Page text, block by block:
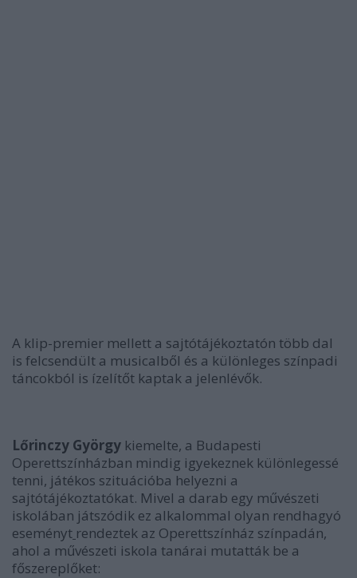
A klip-premier mellett a sajtótájékoztatón több dal
is felcsendült a musicalből és a különleges színpadi
táncokból is ízelítőt kaptak a jelenlévők.
Lőrinczy György kiemelte, a Budapesti
Operettszínházban mindig igyekeznek különlegessé
tenni, játékos szituációba helyezni a
sajtótájékoztatókat. Mivel a darab egy művészeti
iskolában játszódik ez alkalommal olyan rendhagyó
eseményt rendeztek az Operettszínház színpadán,
ahol a művészeti iskola tanárai mutatták be a
főszereplőket: